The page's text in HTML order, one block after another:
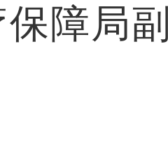
障局